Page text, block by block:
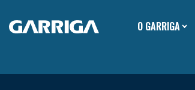
O GARRIGA